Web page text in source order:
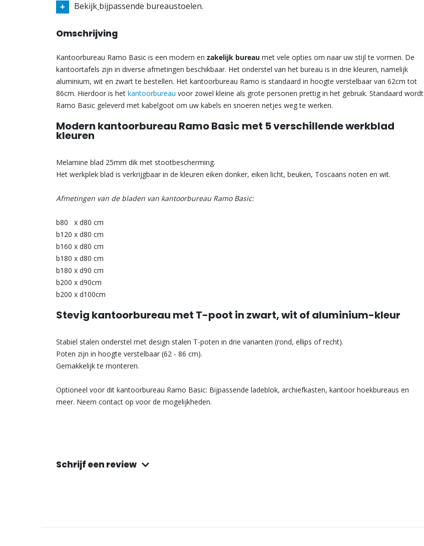
Bekijk bijpassende bureaustoelen.
Omschrijving
Kantoorbureau Ramo Basic is een modern en zakelijk bureau met vele opties om naar uw stijl te vormen. De
kantoortafels zijn in diverse afmetingen beschikbaar. Het onderstel van het bureau is in drie kleuren, namelijk
aluminium, wit en zwart te bestellen. Het kantoorbureau Ramo is standaard in hoogte verstelbaar van 62cm tot
86cm. Hierdoor is het kantoorbureau voor zowel kleine als grote personen prettig in het gebruik. Standaard wordt
Ramo Basic geleverd met kabelgoot om uw kabels en snoeren netjes weg te werken.
Modern kantoorbureau Ramo Basic met 5 verschillende werkblad
kleuren
Melamine blad 25mm dik met stootbescherming.
Het werkplek blad is verkrijgbaar in de kleuren eiken donker, eiken licht, beuken, Toscaans noten en wit.
Afmetingen van de bladen van kantoorbureau Ramo Basic:
b80 x d80 cm
b120 x d80 cm
b160 x d80 cm
b180 x d80 cm
b180 x d90 cm
b200 x d90cm
b200 x d100cm
Stevig kantoorbureau met T-poot in zwart, wit of aluminium-kleur
Stabiel stalen onderstel met design stalen T-poten in drie varianten (rond, ellips of recht).
Poten zijn in hoogte verstelbaar (62 - 86 cm).
Gemakkelijk te monteren.
Optioneel voor dit kantoorbureau Ramo Basic: Bijpassende ladeblok, archiefkasten, kantoor hoekbureaus en
meer. Neem contact op voor de mogelijkheden.
Schrijf een review